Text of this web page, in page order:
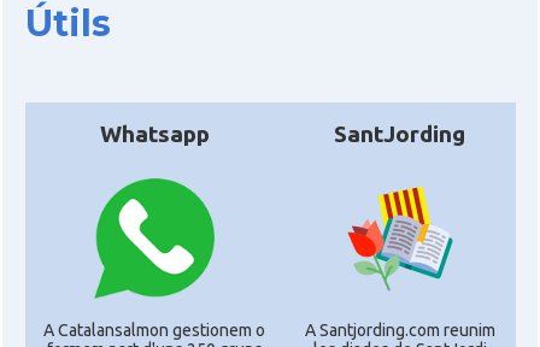
Útils
Whatsapp
A Catalansalmon gestionem o
SantJording
A Santjording.com reunim